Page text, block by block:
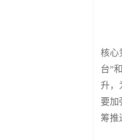
核心
台”
升，
要加
筹推